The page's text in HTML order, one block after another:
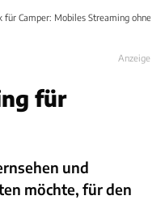
für Camper: Mobiles Streaming ohne
Anzeige
für
und
möchte, für den